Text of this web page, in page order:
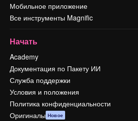
Мобильное приложение
Все инструменты Magnific
Начать
Academy
Документация по Пакету ИИ
Служба поддержки
Условия и положения
Политика конфиденциальности
Оригиналы Новое